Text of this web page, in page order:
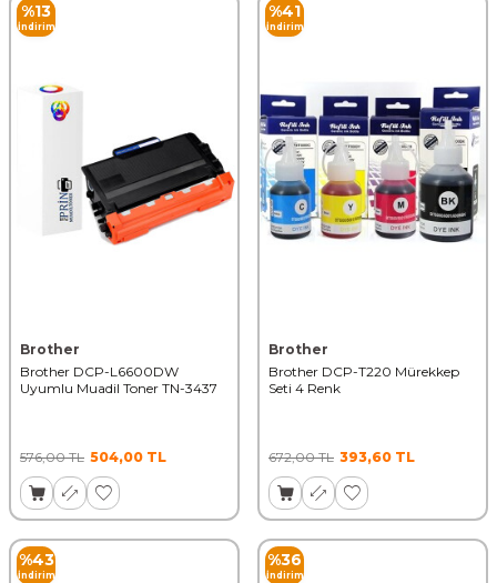
%13
İndirim
Brother
Brother DCP-L6600DW
Uyumlu Muadil Toner TN-3437
576,00TL 504,00 TL
%41
İndirim
Brother
Brother DCP-T220 Mürekkep
Seti 4 Renk
672,00TL 393,60 TL
%43
İndirim
%36
İndirim